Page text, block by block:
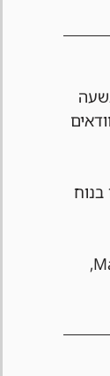
תפתח בשעה
בנוח
הטורניר יתנהל לפי כל החוקים הרשמיים של Magic: The Gathering,